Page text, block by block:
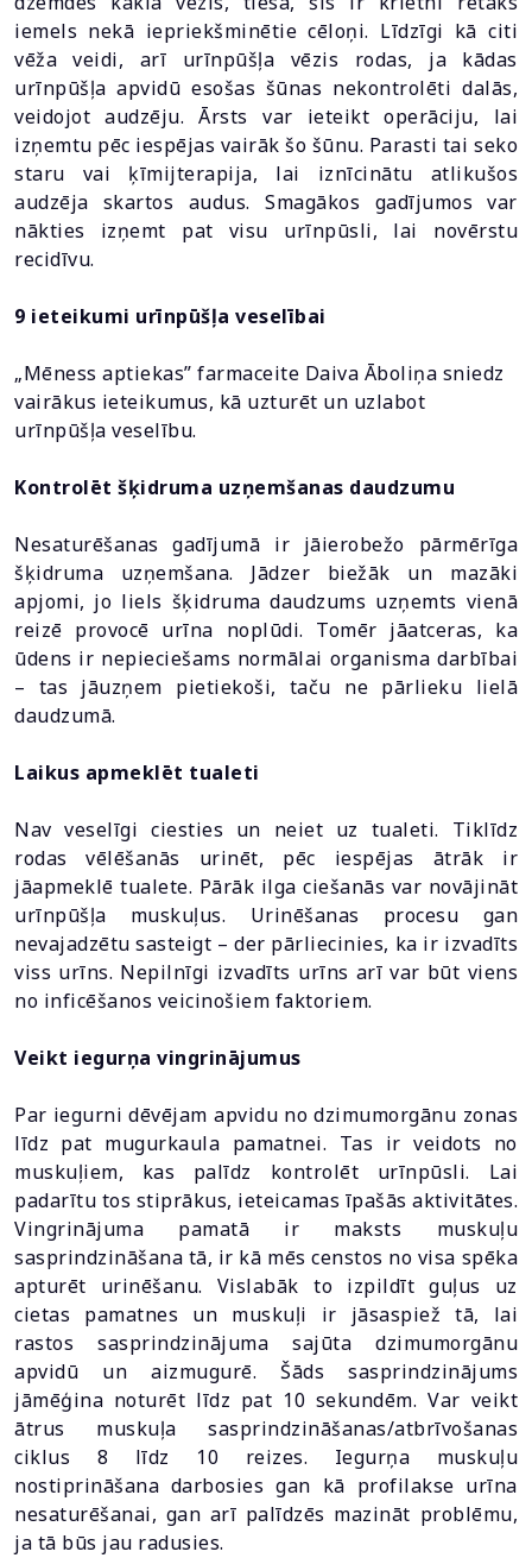
iemels nekā iepriekšminētie cēloņi. Līdzīgi kā citi
vēža veidi, arī urīnpūšļa vēzis rodas, ja kādas
urīnpūšļa apvidū esošas šūnas nekontrolēti dalās,
veidojot audzēju. Ārsts var ieteikt operāciju, lai
izņemtu pēc iespējas vairāk šo šūnu. Parasti tai seko
staru vai ķīmijterapija, lai iznīcinātu atlikušos
audzēja skartos audus. Smagākos gadījumos var
nākties izņemt pat visu urīnpūsli, lai novērstu
recidīvu.
9 ieteikumi urīnpūšļa veselībai
„Mēness aptiekas” farmaceite Daiva Āboliņa sniedz
vairākus ieteikumus, kā uzturēt un uzlabot
urīnpūšļa veselību.
Kontrolēt šķidruma uzņemšanas daudzumu
Nesaturēšanas gadījumā ir jāierobežo pārmērīga
šķidruma uzņemšana. Jādzer biežāk un mazāki
apjomi, jo liels šķidruma daudzums uzņemts vienā
reizē provocē urīna noplūdi. Tomēr jāatceras, ka
ūdens ir nepieciešams normālai organisma darbībai
– tas jāuzņem pietiekoši, taču ne pārlieku lielā
daudzumā.
Laikus apmeklēt tualeti
Nav veselīgi ciesties un neiet uz tualeti. Tiklīdz
rodas vēlēšanās urinēt, pēc iespējas ātrāk ir
jāapmeklē tualete. Pārāk ilga ciešanās var novājināt
urīnpūšļa muskuļus. Urinēšanas procesu gan
nevajadzētu sasteigt – der pārliecinies, ka ir izvadīts
viss urīns. Nepilnīgi izvadīts urīns arī var būt viens
no inficēšanos veicinošiem faktoriem.
Veikt iegurņa vingrinājumus
Par iegurni dēvējam apvidu no dzimumorgānu zonas
līdz pat mugurkaula pamatnei. Tas ir veidots no
muskuļiem, kas palīdz kontrolēt urīnpūsli. Lai
padarītu tos stiprākus, ieteicamas īpašās aktivitātes.
Vingrinājuma pamatā ir maksts muskuļu
sasprindzināšana tā, ir kā mēs censtos no visa spēka
apturēt urinēšanu. Vislabāk to izpildīt guļus uz
cietas pamatnes un muskuļi ir jāsaspiež tā, lai
rastos sasprindzinājuma sajūta dzimumorgānu
apvidū un aizmugurē. Šāds sasprindzinājums
jāmēģina noturēt līdz pat 10 sekundēm. Var veikt
ātrus muskuļa sasprindzināšanas/atbrīvošanas
ciklus 8 līdz 10 reizes. Iegurņa muskuļu
nostiprināšana darbosies gan kā profilakse urīna
nesaturēšanai, gan arī palīdzēs mazināt problēmu,
ja tā būs jau radusies.